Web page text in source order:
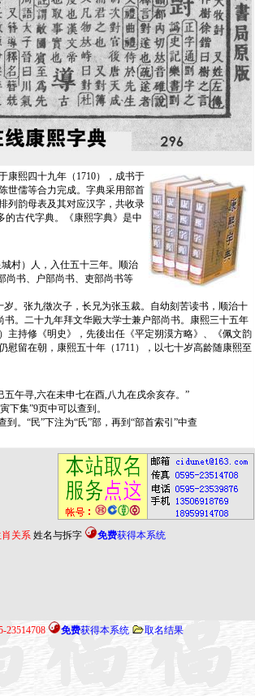
熙四十九年（1710），成书于
世儒等合力完成。字典采用部首
列韵母表及其对应汉字，共收录
的古代字典。《康熙字典》是中
村）人，入仕五十三年。顺治
尚书、户部尚书、吏部尚书等
。张九徵次子，长兄为张玉裁。自幼刻苦读书，顺治十
。二十九年拜文华殿大学士兼户部尚书。康熙三十五年
主持修《明史》，先後出任《平定朔漠方略》、《佩文韵
留在朝，康熙五十年（1711），以七十岁高龄随康熙至
午寻,六在未申七在酉,八九在戌余亥存。”
下集”9页中可以查到。
。“民”下注为“氏”部，再到“部首索引”中查
关系 姓名与拆字 免费获得本系统
23514708 免费获得本系统
取名结果